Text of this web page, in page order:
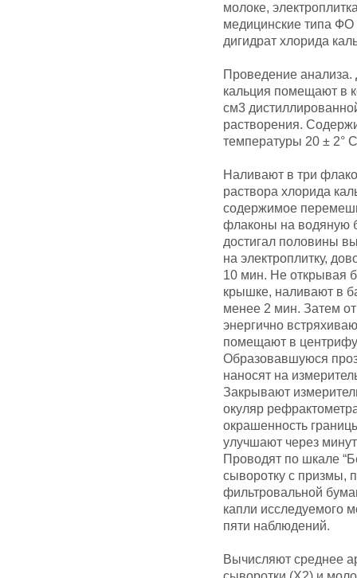
молоке,
медицинские типа
дигидрат хлорида
Проведение анализа.
кальция помещают в
см3
растворения.
температуры 20 ± 2°
Наливают в три
раствора хлорида
содержимое
флаконы на водяную
достигал половины
на электроплитку,
10 мин. Не открывая
крышке, наливают в
менее 2 мин. Затем
энергично
помещают в
Образовавшуюся
наносят на
Закрывают
окуляр
окрашенность
улучшают через
Проводят по шкале
сыворотку с призмы,
фильтровальной
капли исследуемого
пяти наблюдений.
Вычисляют среднее